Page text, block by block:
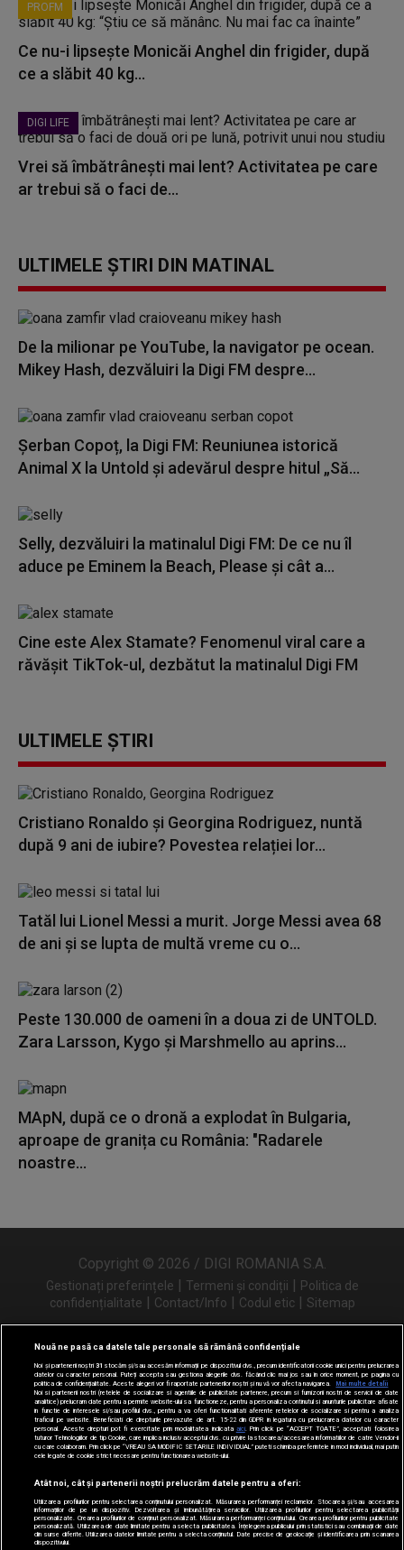
PROFM
Ce nu-i lipsește Monicăi Anghel din frigider, după
ce a slăbit 40 kg...
DIGI LIFE
Vrei să îmbătrânești mai lent? Activitatea pe care
ar trebui să o faci de...
ULTIMELE ȘTIRI DIN MATINAL
De la milionar pe YouTube, la navigator pe ocean.
Mikey Hash, dezvăluiri la Digi FM despre...
Șerban Copoț, la Digi FM: Reuniunea istorică
Animal X la Untold și adevărul despre hitul „Să...
Selly, dezvăluiri la matinalul Digi FM: De ce nu îl
aduce pe Eminem la Beach, Please și cât a...
Cine este Alex Stamate? Fenomenul viral care a
răvășit TikTok-ul, dezbătut la matinalul Digi FM
ULTIMELE ȘTIRI
Cristiano Ronaldo și Georgina Rodriguez, nuntă
după 9 ani de iubire? Povestea relației lor...
Tatăl lui Lionel Messi a murit. Jorge Messi avea 68
de ani și se lupta de multă vreme cu o...
Peste 130.000 de oameni în a doua zi de UNTOLD.
Zara Larsson, Kygo și Marshmello au aprins...
MApN, după ce o dronă a explodat în Bulgaria,
aproape de granița cu România: "Radarele
noastre...
Copyright © 2026 / DIGI ROMANIA S.A.
Gestionați preferințele | Termeni și condiții | Politica de
confidențialitate | Contact/Info | Codul etic | Sitemap
Urmărește-ne și pe
Nouă ne pasă ca datele tale personale să rămână confidențiale
Noi și partenerii noștri31 stocăm și/sau accesăm informații pe dispozitivul dvs., precum identificatorii cookie unici pentru prelucrarea
datelor cu caracter personal. Puteți accepta sau gestiona alegerile dvs. făcând clic mai jos sau în orice moment, pe pagina cu
politica de confidențialitate. Aceste alegeri vor fi raportate partenerilor noștri și nu vă vor afecta navigarea.
Mai multe detalii
Noi si partenerii nostri (retelele de socializare si agentiile de publicitate partenere, precum si furnizorii nostri de servicii de date
analitice) prelucram date pentru a permite website-ului sa functioneze, pentru a personaliza continutul si anunturile publicitare afisate
in functie de interesele si/sau profilul dvs., pentru a va oferi functionalitati aferente retelelor de socializare si pentru a analiza
traficul pe website. Beneficiati de drepturile prevazute de art. 15-22 din GDPR in legatura cu prelucrarea datelor cu caracter
personal. Aceste drepturi pot fi exercitate prin modalitatea indicata aici. Prin click pe “ACCEPT TOATE”, acceptati folosirea
tuturor Tehnologiilor de tip Cookie, care implica inclusiv acceptul dvs. cu privire la stocarea/accesarea informatiilor de catre Vendor-ii
cu care colaboram. Prin click pe “VREAU SA MODIFIC SETARILE INDIVIDUAL” puteti schimba preferintele in mod individual, mai putin
cele legate de cookie strict necesare pentru functionarea website-ului.
Atât noi, cât și partenerii noștri prelucrăm datele pentru a oferi:
Utilizarea profilurilor pentru selectarea conținutului personalizat. Măsurarea performanței reclamelor. Stocarea și/sau accesarea
informațiilor de pe un dispozitiv. Dezvoltarea și îmbunătățirea serviciilor. Utilizarea profilurilor pentru selectarea publicității
personalizate. Crearea profilurilor de conținut personalizat. Măsurarea performanței conținutului. Crearea profilurilor pentru publicitate
personalizată. Utilizarea de date limitate pentru a selecta publicitatea. Înțelegerea publicului prin statistici sau combinații de date
din surse diferite. Utilizarea datelor limitate pentru a selecta conținutul. Date precise de geolocație și identificarea prin scanarea
dispozitivului.